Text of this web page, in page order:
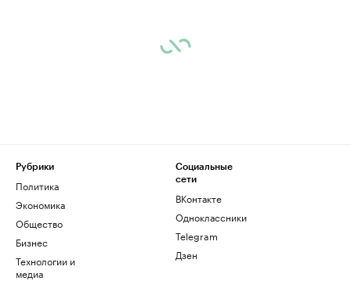
Рубрики
Политика
Экономика
Общество
Бизнес
Технологии и
медиа
Социальные
сети
ВКонтакте
Одноклассники
Telegram
Дзен